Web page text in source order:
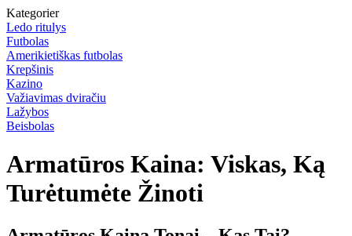
Kategorier
Ledo ritulys
Futbolas
Amerikietiškas futbolas
Krepšinis
Kazino
Važiavimas dviračiu
Lažybos
Beisbolas
Armatūros Kaina: Viskas, Ką
Turėtumėte Žinoti